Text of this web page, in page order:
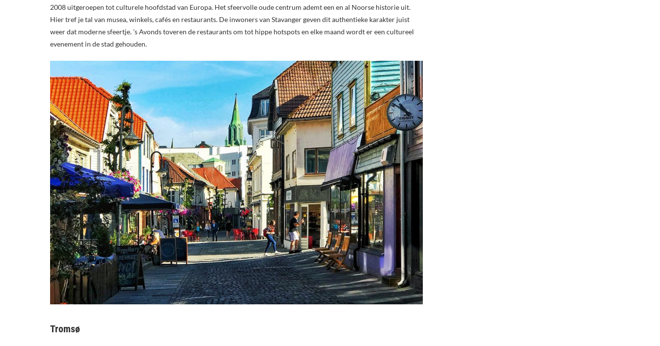
2008 uitgeroepen tot culturele hoofdstad van Europa. Het sfeervolle oude centrum ademt een en al Noorse historie uit.
Hier tref je tal van musea, winkels, cafés en restaurants. De inwoners van Stavanger geven dit authentieke karakter juist
weer dat moderne sfeertje. ’s Avonds toveren de restaurants om tot hippe hotspots en elke maand wordt er een cultureel
evenement in de stad gehouden.
Tromsø